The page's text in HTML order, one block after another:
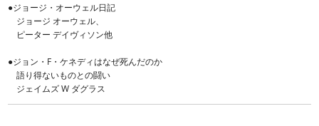
●ジョージ・オーウェル日記
ジョージ オーウェル、
ピーター デイヴィソン他
●ジョン・F・ケネディはなぜ死んだのか
語り得ないものとの闘い
ジェイムズ W ダグラス